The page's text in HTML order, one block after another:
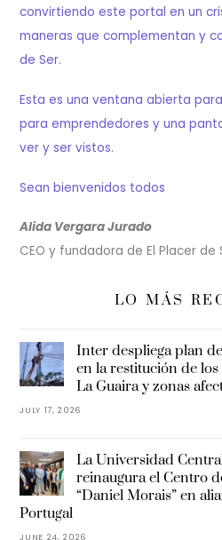
convirtiendo este portal en un
maneras que complementan y
de Ser.
Esta es una ventana abierta
para emprendedores y una
ver y ser vistos.
Sean bienvenidos todos
Alida Vergara Jurado
CEO y fundadora de El Placer de
LO MÁS
Inter despliega plan
en la restitución de
La Guaira y zonas
JULY 17, 2026
La Universidad
reinaugura el Centro
“Daniel Morais” en
Portugal
JUNE 24, 2026